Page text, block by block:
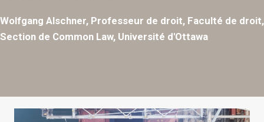
Wolfgang Alschner, Professeur de droit, Faculté de droit,
Section de Common Law, Université d'Ottawa